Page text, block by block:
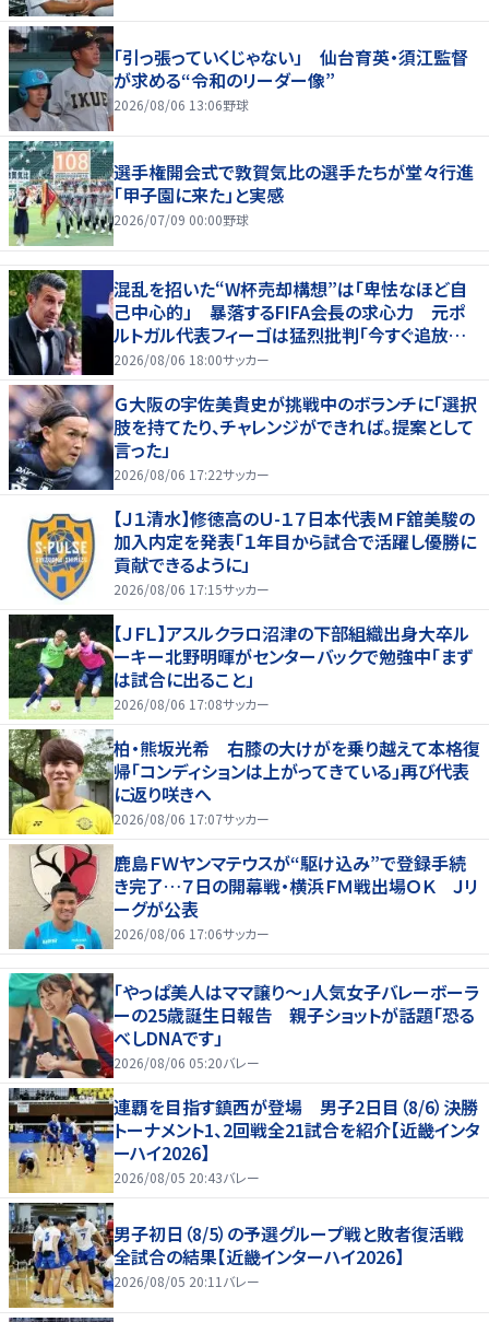
「引っ張っていくじゃない」 仙台育英・須江監督
が求める“令和のリーダー像”
2026/08/06 13:06野球
選手権開会式で敦賀気比の選手たちが堂々行進
「甲子園に来た」と実感
2026/07/09 00:00野球
混乱を招いた“W杯売却構想”は「卑怯なほど自
己中心的」 暴落するFIFA会長の求心力 元ポ
ルトガル代表フィーゴは猛烈批判「今すぐ追放す
べきだ」
2026/08/06 18:00サッカー
Ｇ大阪の宇佐美貴史が挑戦中のボランチに「選択
肢を持てたり、チャレンジができれば。提案として
言った」
2026/08/06 17:22サッカー
【Ｊ１清水】修徳高のＵ-１７日本代表ＭＦ舘美駿の
加入内定を発表「１年目から試合で活躍し優勝に
貢献できるように」
2026/08/06 17:15サッカー
【ＪＦＬ】アスルクラロ沼津の下部組織出身大卒ル
ーキー北野明暉がセンターバックで勉強中「まず
は試合に出ること」
2026/08/06 17:08サッカー
柏・熊坂光希 右膝の大けがを乗り越えて本格復
帰「コンディションは上がってきている」再び代表
に返り咲きへ
2026/08/06 17:07サッカー
鹿島ＦＷヤンマテウスが“駆け込み”で登録手続
き完了…７日の開幕戦・横浜ＦＭ戦出場ＯＫ Ｊリ
ーグが公表
2026/08/06 17:06サッカー
「やっぱ美人はママ譲り～」人気女子バレーボーラ
ーの25歳誕生日報告 親子ショットが話題「恐る
べしDNAです」
2026/08/06 05:20バレー
連覇を目指す鎮西が登場 男子2日目（8/6）決勝
トーナメント1、2回戦全21試合を紹介【近畿インタ
ーハイ2026】
2026/08/05 20:43バレー
男子初日（8/5）の予選グループ戦と敗者復活戦
全試合の結果【近畿インターハイ2026】
2026/08/05 20:11 バレー